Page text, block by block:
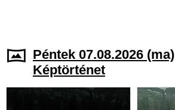
Péntek 07.08.2026 (ma)
Képtörténet